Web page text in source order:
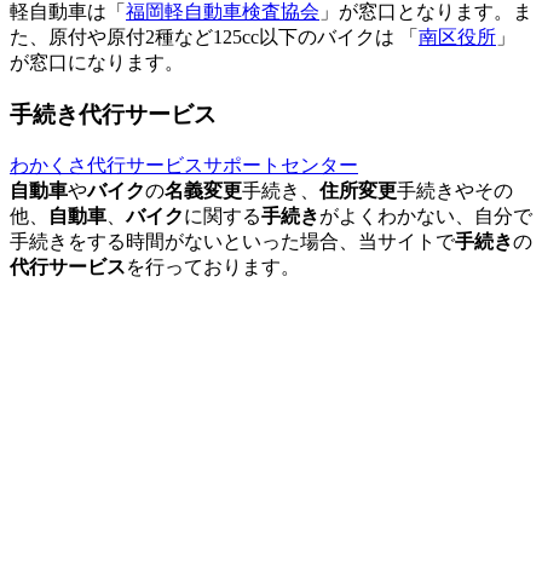
軽自動車は「 福岡軽自動車検査協会 」が窓口となります。ま
た、原付や原付2種など125cc以下のバイクは 「 南区役所 」
が窓口になります。
手続き代行サービス
わかくさ代行サービスサポートセンター
自動車やバイクの名義変更手続き、 住所変更手続きやその
他、
自動車 、バイクに関する手続きがよくわかない、自分で
手続きをする時間がないといった場合、当サイトで手続きの
代行サービスを行っております。